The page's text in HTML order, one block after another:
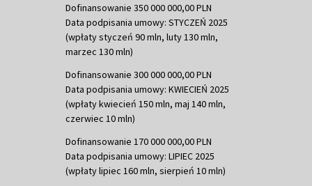
Dofinansowanie 350 000 000,00 PLN
Data podpisania umowy: STYCZEŃ 2025
(wpłaty styczeń 90 mln, luty 130 mln,
marzec 130 mln)
Dofinansowanie 300 000 000,00 PLN
Data podpisania umowy: KWIECIEŃ 2025
(wpłaty kwiecień 150 mln, maj 140 mln,
czerwiec 10 mln)
Dofinansowanie 170 000 000,00 PLN
Data podpisania umowy: LIPIEC 2025
(wpłaty lipiec 160 mln, sierpień 10 mln)